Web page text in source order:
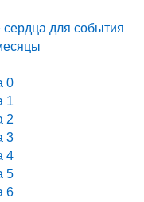
для события
0
1
2
3
4
5
6